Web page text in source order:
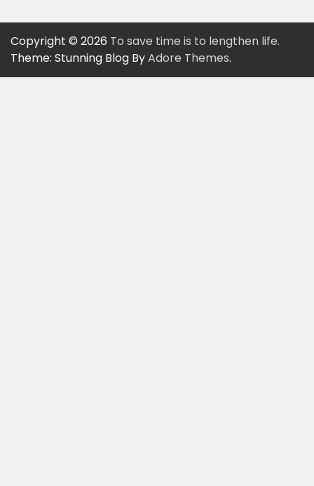
Copyright © 2026 To save time is to lengthen life.
Theme: Stunning Blog ByAdore Themes.